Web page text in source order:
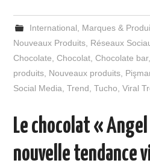
International Marques &
Nouveaux Produits Réseaux
Chocolate ,Chocolat ,Chocolate bar,
produits Nouveaux produits
Social Media ,Trend ,Tucho ,Viral
Le chocolat «
nouvelle tendance